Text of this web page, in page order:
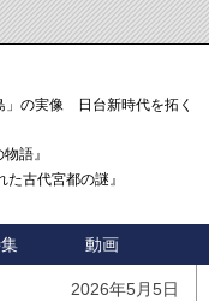
の実像 日台新時代を拓く「3
語』
古代宮都の謎』
動画
2026年5月5日